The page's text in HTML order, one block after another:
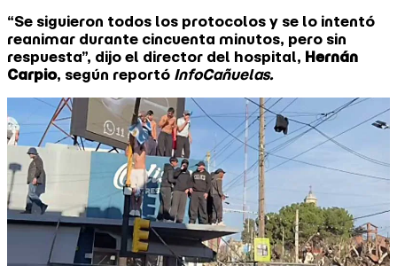
“Se siguieron todos los protocolos y se lo intentó
reanimar durante cincuenta minutos, pero sin
respuesta”, dijo el director del hospital, Hernán
Carpio, según reportó InfoCañuelas.